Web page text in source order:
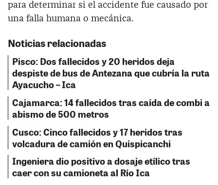
para determinar si el accidente fue causado por
una falla humana o mecánica.
Noticias relacionadas
Pisco: Dos fallecidos y 20 heridos deja
despiste de bus de Antezana que cubría la ruta
Ayacucho – Ica
Cajamarca: 14 fallecidos tras caída de combi a
abismo de 500 metros
Cusco: Cinco fallecidos y 17 heridos tras
volcadura de camión en Quispicanchi
Ingeniera dio positivo a dosaje etílico tras
caer con su camioneta al Río Ica